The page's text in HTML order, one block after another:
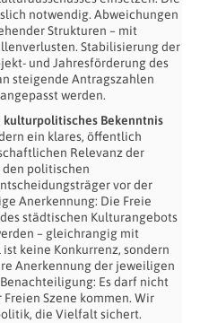
notwendig. Abweichungen
Strukturen – mit
Stabilisierung der
und Jahresförderung des
steigende Antragszahlen
werden.
kulturpolitisches Bekenntnis
ein klares, öffentlich
Relevanz der
den politischen
vor der
Anerkennung: Die Freie
städtischen Kulturangebots
– gleichrangig mit
keine Konkurrenz, sondern
Anerkennung der jeweiligen
Es darf nicht
Szene kommen. Wir
die Vielfalt sichert.